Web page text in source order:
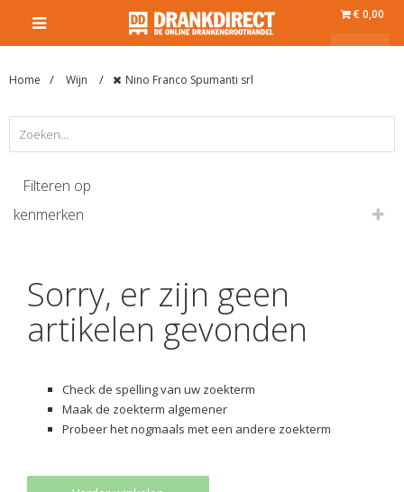
€ 0,00
Home Wijn Nino Franco Spumanti srl
Filteren op
kenmerken
Sorry, er zijn geen
artikelen gevonden
Check de spelling van uw zoekterm
Maak de zoekterm algemener
Probeer het nogmaals met een andere zoekterm